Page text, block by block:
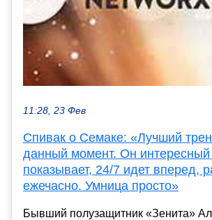
11:28, 23 Фев
Спивак о Семаке: «Лучший
данный момент. Он
показывает, 24/7 идет вперед,
ежечасно. Умница просто»
Бывший полузащитник «Зенита»